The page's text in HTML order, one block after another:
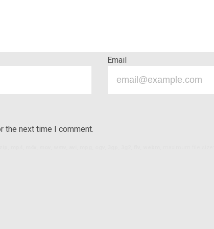
Email
the next time I comment.